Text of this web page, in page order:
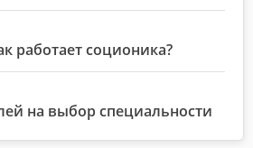
работает соционика?
на выбор специальности